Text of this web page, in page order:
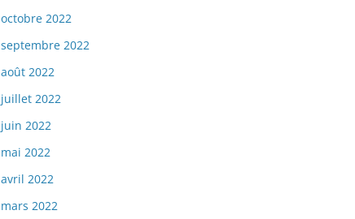
octobre 2022
septembre 2022
août 2022
juillet 2022
juin 2022
mai 2022
avril 2022
mars 2022